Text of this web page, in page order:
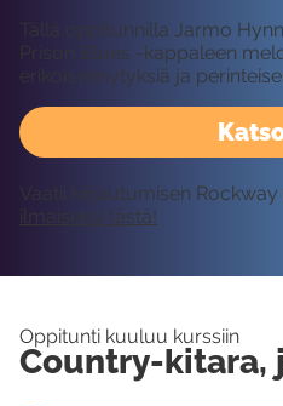
Tällä oppitunnilla Jarmo
Prison Blues -kappaleen
erikoisvenytyksiä ja
Vaatii kirjautumisen
ilmaiseksi tästä!
Oppitunti kuuluu kurssiin
Country-kitara,